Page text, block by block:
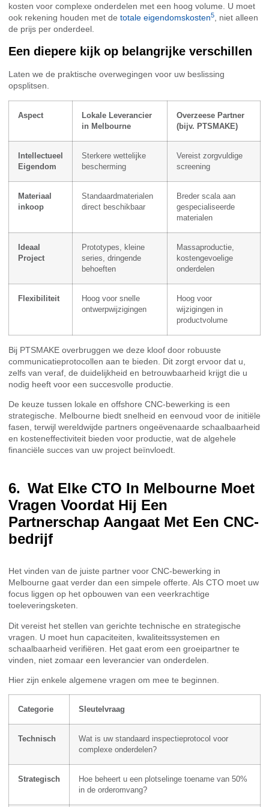
kosten voor complexe onderdelen met een hoog volume. U moet
ook rekening houden met de totale eigendomskosten5
, niet alleen
de prijs per onderdeel.
Een diepere kijk op belangrijke verschillen
Laten we de praktische overwegingen voor uw beslissing
opsplitsen.
Aspect
Lokale Leverancier
in Melbourne
Overzeese Partner
(bijv. PTSMAKE)
Intellectueel
Eigendom
Sterkere wettelijke
bescherming
Vereist zorgvuldige
screening
Materiaal
inkoop
Standaardmaterialen
direct beschikbaar
Breder scala aan
gespecialiseerde
materialen
Ideaal
Project
Prototypes, kleine
series, dringende
behoeften
Massaproductie,
kostengevoelige
onderdelen
Flexibiliteit
Hoog voor snelle
ontwerpwijzigingen
Hoog voor
wijzigingen in
productvolume
Bij PTSMAKE overbruggen we deze kloof door robuuste
communicatieprotocollen aan te bieden. Dit zorgt ervoor dat u,
zelfs van veraf, de duidelijkheid en betrouwbaarheid krijgt die u
nodig heeft voor een succesvolle productie.
De keuze tussen lokale en offshore CNC-bewerking is een
strategische. Melbourne biedt snelheid en eenvoud voor de initiële
fasen, terwijl wereldwijde partners ongeëvenaarde schaalbaarheid
en kosteneffectiviteit bieden voor productie, wat de algehele
financiële succes van uw project beïnvloedt.
Wat Elke CTO In Melbourne Moet
Vragen Voordat Hij Een
Partnerschap Aangaat Met Een CNC-
bedrijf
Het vinden van de juiste partner voor CNC-bewerking in
Melbourne gaat verder dan een simpele offerte. Als CTO moet uw
focus liggen op het opbouwen van een veerkrachtige
toeleveringsketen.
Dit vereist het stellen van gerichte technische en strategische
vragen. U moet hun capaciteiten, kwaliteitssystemen en
schaalbaarheid verifiëren. Het gaat erom een groeipartner te
vinden, niet zomaar een leverancier van onderdelen.
Hier zijn enkele algemene vragen om mee te beginnen.
Categorie Sleutelvraag
Technisch
Wat is uw standaard inspectieprotocol voor
complexe onderdelen?
Strategisch
Hoe beheert u een plotselinge toename van 50%
in de orderomvang?